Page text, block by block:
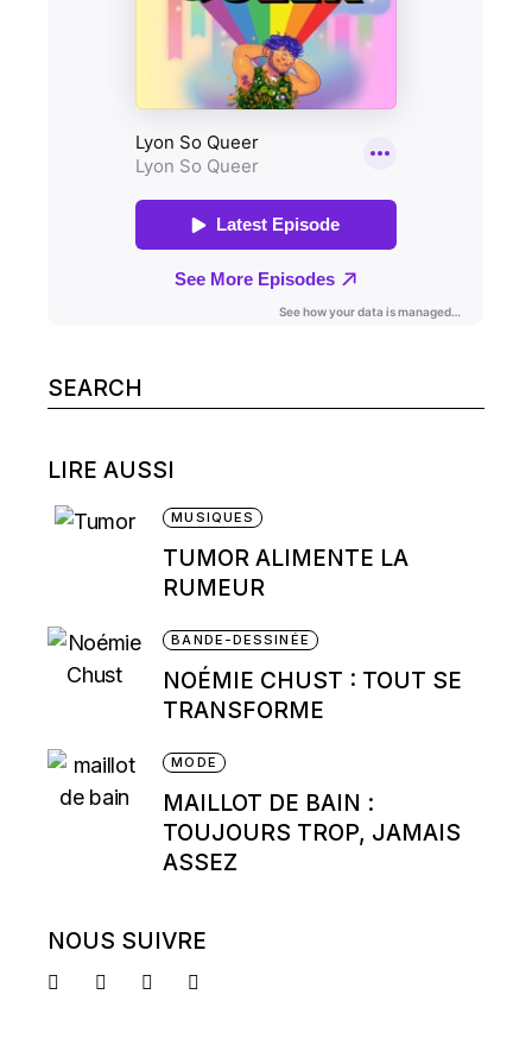
Search
for:
LIRE AUSSI
MUSIQUES
TUMOR ALIMENTE LA
RUMEUR
BANDE-DESSINÉE
NOÉMIE CHUST : TOUT SE
TRANSFORME
MODE
MAILLOT DE BAIN :
TOUJOURS TROP, JAMAIS
ASSEZ
NOUS SUIVRE